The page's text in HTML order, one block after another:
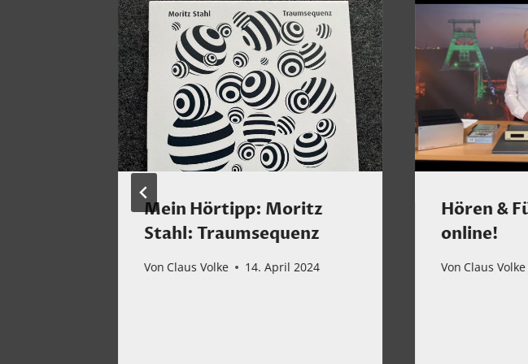
Mein Hörtipp: Moritz
Stahl: Traumsequenz
Von Claus Volke 14. April 2024
Hören &
online!
Von Claus Volke